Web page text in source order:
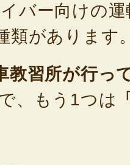
バー向けの
類があります
教習所が行っ
、もう1つは